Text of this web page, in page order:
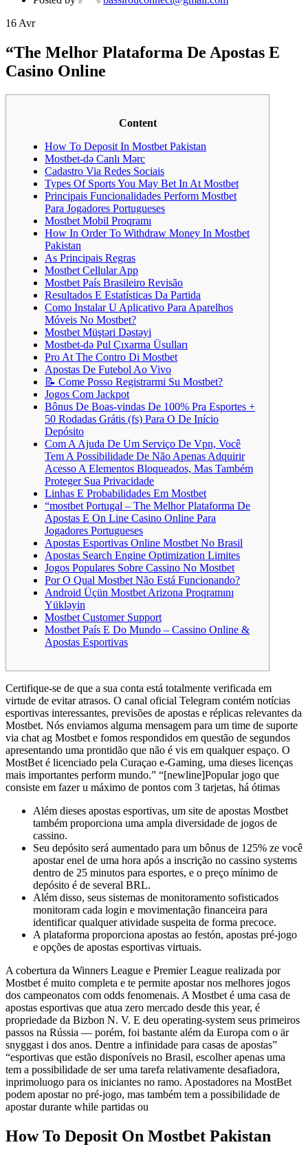
16 Avr
“The Melhor Plataforma De Apostas E
Casino Online
Content
How To Deposit In Mostbet Pakistan
Mostbet-də Canlı Mərc
Cadastro Via Redes Sociais
Types Of Sports You May Bet In At Mostbet
Principais Funcionalidades Perform Mostbet
Para Jogadores Portugueses
Mostbet Mobil Proqramı
How In Order To Withdraw Money In Mostbet
Pakistan
As Principais Regras
Mostbet Cellular App
Mostbet País Brasileiro Revisão
Resultados E Estatísticas Da Partida
Como Instalar U Aplicativo Para Aparelhos
Móveis No Mostbet?
Mostbet Müştəri Dəstəyi
Mostbet-də Pul Çıxarma Üsulları
Pro At The Contro Di Mostbet
Apostas De Futebol Ao Vivo
📝 Come Posso Registrarmi Su Mostbet?
Jogos Com Jackpot
Bônus De Boas-vindas De 100% Pra Esportes +
50 Rodadas Grátis (fs) Para O De Início
Depósito
Com A Ajuda De Um Serviço De Vpn, Você
Tem A Possibilidade De Não Apenas Adquirir
Acesso A Elementos Bloqueados, Mas Também
Proteger Sua Privacidade
Linhas E Probabilidades Em Mostbet
“mostbet Portugal – The Melhor Plataforma De
Apostas E On Line Casino Online Para
Jogadores Portugueses
Apostas Esportivas Online Mostbet No Brasil
Apostas Search Engine Optimization Limites
Jogos Populares Sobre Cassino No Mostbet
Por O Qual Mostbet Não Está Funcionando?
Android Üçün Mostbet Arizona Proqramını
Yükləyin
Mostbet Customer Support
Mostbet País E Do Mundo – Cassino Online &
Apostas Esportivas
Certifique-se de que a sua conta está totalmente verificada em
virtude de evitar atrasos. O canal oficial Telegram contém notícias
esportivas interessantes, previsões de apostas e réplicas relevantes da
Mostbet. Nós enviamos alguma mensagem para um time de suporte
via chat ag Mostbet e fomos respondidos em questão de segundos
apresentando uma prontidão que não é vis em qualquer espaço. O
MostBet é licenciado pela Curaçao e-Gaming, uma dieses licenças
mais importantes perform mundo.” “[newline]Popular jogo que
consiste em fazer u máximo de pontos com 3 tarjetas, há ótimas
Além dieses apostas esportivas, um site de apostas Mostbet
também proporciona uma ampla diversidade de jogos de
cassino.
Seu depósito será aumentado para um bônus de 125% ze você
apostar enel de uma hora após a inscrição no cassino systems
dentro de 25 minutos para esportes, e o preço mínimo de
depósito é de several BRL.
Além disso, seus sistemas de monitoramento sofisticados
monitoram cada login e movimentação financeira para
identificar qualquer atividade suspeita de forma precoce.
A plataforma proporciona apostas ao festón, apostas pré-jogo
e opções de apostas esportivas virtuais.
A cobertura da Winners League e Premier League realizada por
Mostbet é muito completa e te permite apostar nos melhores jogos
dos campeonatos com odds fenomenais. A Mostbet é uma casa de
apostas esportivas que atua zero mercado desde this year, é
propriedade da Bizbon N. V. E deu operating-system seus primeiros
passos na Rússia — porém, foi bastante além da Europa com o är
snyggast i dos anos. Dentre a infinidade para casas de apostas”
“esportivas que estão disponíveis no Brasil, escolher apenas uma
tem a possibilidade de ser uma tarefa relativamente desafiadora,
inprimoluogo para os iniciantes no ramo. Apostadores na MostBet
podem apostar no pré-jogo, mas também tem a possibilidade de
apostar durante while partidas ou
How To Deposit On Mostbet Pakistan